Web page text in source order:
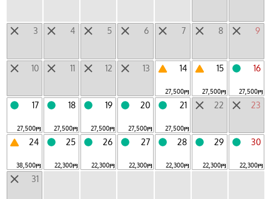
3 4 5 6 7 8 9
10 11 12 13 14
27,500円
15
27,500円
16
27,500円
17
27,500円
18
27,500円
19
27,500円
20
27,500円
21
27,500円
22 23
24
38,500円
25
22,300円
26
22,300円
27
22,300円
28
22,300円
29
22,300円
30
22,300円
31
日帰り施設
地域からみつける
近畿 | 中国・四国 | 九州 | 沖縄 | 海外